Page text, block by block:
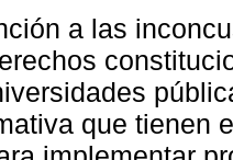
a las
que tienen